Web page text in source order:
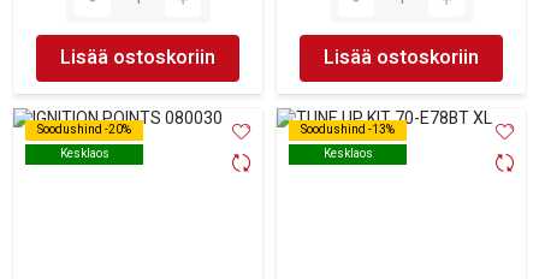
Lisää ostoskoriin Lisää ostoskoriin
Soodushind -20%
Kesklaos
Soodushind -20%
Kesklaos
Soodushind -13%
Kesklaos
Soodushind -13%
Kesklaos